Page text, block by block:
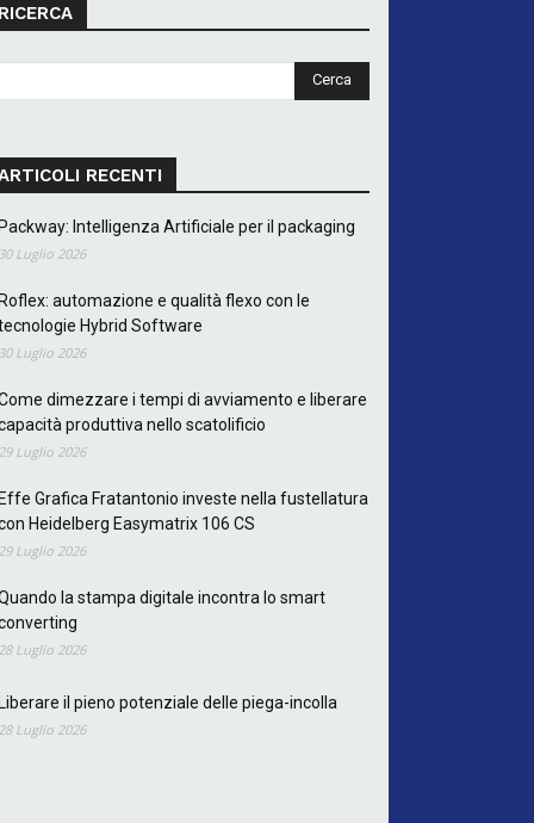
RECENTI
Intelligenza Artificiale per il packaging
Luglio 2026
automazione e qualità flexo con le
Hybrid Software
Luglio 2026
dimezzare i tempi di avviamento e liberare
produttiva nello scatolificio
Luglio 2026
Grafica Fratantonio investe nella fustellatura
Heidelberg Easymatrix 106 CS
Luglio 2026
la stampa digitale incontra lo smart
Luglio 2026
il pieno potenziale delle piega-incolla
Luglio 2026